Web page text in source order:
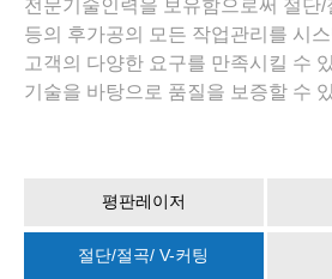
전문기술인력을 보유함으로써 절단
등의 후가공의 모든 작업관리를 시
고객의 다양한 요구를 만족시킬 수
기술을 바탕으로 품질을 보증할 수
평판레이저
절단/절곡/ V-커팅